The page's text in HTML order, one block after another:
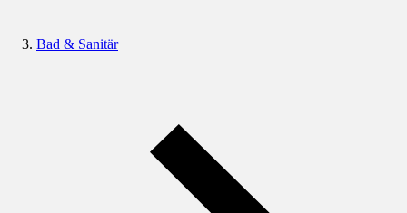
Bad & Sanitär